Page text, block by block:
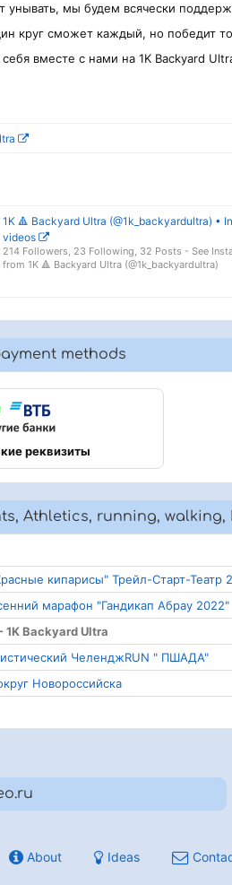
мы будем всячески
круг сможет каждый, но победит
вместе с нами на 1K Backyard
1K 🔺 Backyard Ultra (@1k_backyardultra) •
videos
214 Followers, 23 Following, 32 Posts - See
from 1K 🔺 Backyard Ultra (@1k_backyardultra)
methods
реквизиты
Athletics, running, walking,
кипарисы" Трейл-Старт-Театр
марафон "Гандикап Абрау 2022"
1K Backyard Ultra
ЧеленджRUN " ПШAДА"
Новороссийска
About Ideas